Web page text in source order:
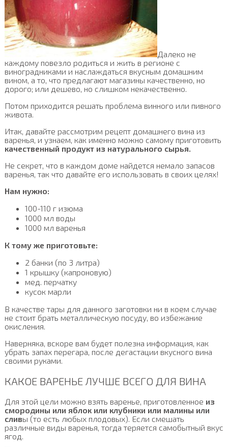
Далеко не
каждому повезло родиться и жить в регионе с
виноградниками и наслаждаться вкусным домашним
вином, а то, что предлагают магазины качественно, но
дорого; или дешево, но слишком некачественно.
Потом приходится решать проблема винного или пивного
живота.
Итак, давайте рассмотрим рецепт домашнего вина из
варенья, и узнаем, как именно можно самому приготовить
качественный продукт из натурального сырья.
Не секрет, что в каждом доме найдется немало запасов
варенья, так что давайте его использовать в своих целях!
Нам нужно:
100-110 г изюма
1000 мл воды
1000 мл варенья
К тому же приготовьте:
2 банки (по 3 литра)
1 крышку (капроновую)
мед. перчатку
кусок марли
В качестве тары для данного заготовки ни в коем случае
не стоит брать металлическую посуду, во избежание
окисления.
Наверняка, вскоре вам будет полезна информация, как
убрать запах перегара, после дегастации вкусного вина
своими руками.
КАКОЕ ВАРЕНЬЕ ЛУЧШЕ ВСЕГО ДЛЯ ВИНА
Для этой цели можно взять варенье, приготовленное из
смородины или яблок или клубники или малины или
сливы (то есть любых плодовых). Если смешать
различные виды варенья, тогда теряется самобытный вкус
ягод.